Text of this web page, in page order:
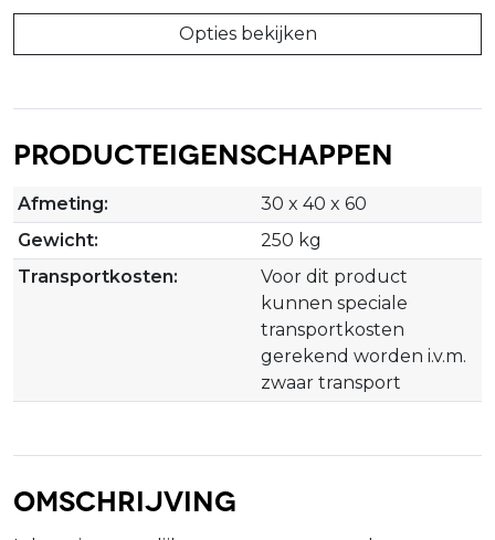
Opties bekijken
Producteigenschappen
Afmeting:
30 x 40 x 60
Gewicht:
250 kg
Transportkosten:
Voor dit product
kunnen speciale
transportkosten
gerekend worden i.v.m.
zwaar transport
Omschrijving